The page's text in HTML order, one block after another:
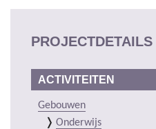
PROJECTDETAILS
ACTIVITEITEN
Gebouwen
Onderwijs